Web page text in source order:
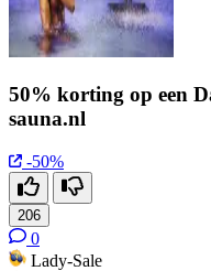
50% korting op een
sauna.nl
-50%
206
0
Lady-Sale